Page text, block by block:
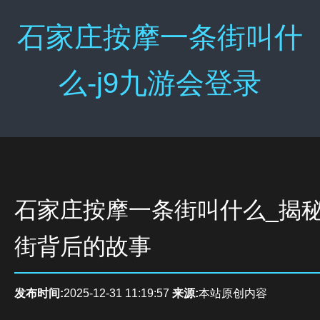
石家庄按摩一条街叫什
么-j9九游会登录
石家庄按摩一条街叫什么_揭
街背后的故事
发布时间:2025-12-31 11:19:57 来源:本站原创内容